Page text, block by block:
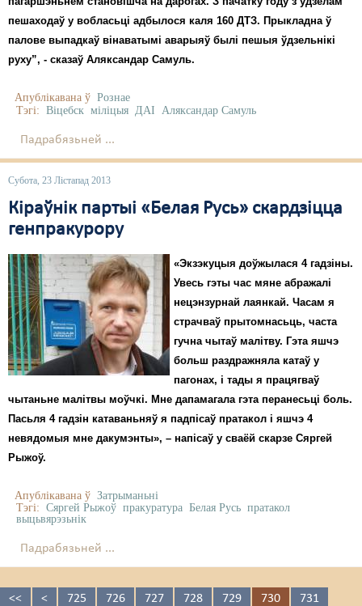
пешаходаў у вобласьці адбылося каля 160 ДТЗ. Прыкладна ў
палове выпадкаў вінаватымі аварыяў былі пешыя ўдзельнікі
руху”, - сказаў Аляксандар Самуль.
Апублікавана ў Рознае
Тэгі: Віцебск міліцыя ДАІ Аляксандар Самуль
Падрабязьней ...
Субота, 23 Лістапад 2013
Кіраўнік партыі «Белая Русь» скардзіцца
генпракурору
«Экзэкуцыя доўжылася 4 гадзіны.
Увесь гэты час мяне абражалі
нецэнзурнай лаянкай. Часам я
страчваў прытомнасьць, часта
гучна чытаў малітву. Гэта яшчэ
больш раздражняла катаў у
пагонах, і тады я працягваў
чытаньне малітвы моўчкі. Мне дапамагала гэта перанесьці боль.
Пасьля 4 гадзін катаваньняў я падпісаў пратакол і яшчэ 4
невядомыя мне дакумэнты», – напісаў у сваёй скарзе Сяргей
Рыжоў.
Апублікавана ў Затрыманьні
Тэгі: Сяргей Рыжоў пракуратура Белая Русь пратакол
выцьвярэзьнік
Падрабязьней ...
<< < 725 726 727 728 729 730 731